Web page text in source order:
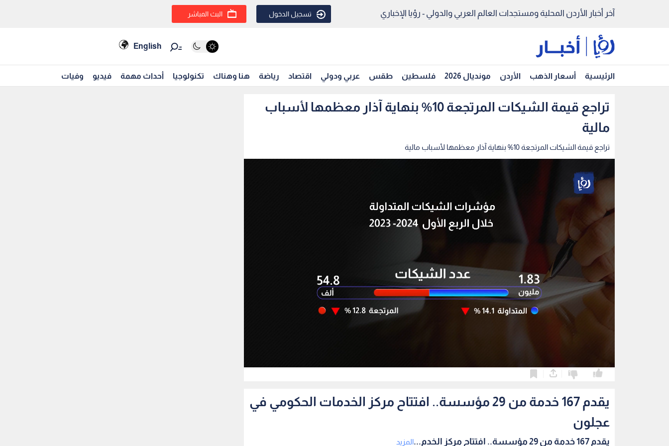
آخر أخبار الأردن المحلية ومستجدات العالم العربي والدولي - رؤيا الإخباري تسجيل الدخول البث المباشر
English
الرئيسية أسعار الذهب الأردن مونديال 2026 فلسطين طقس عربي ودولي اقتصاد رياضة هنا وهناك تكنولوجيا أحداث مهمة فيديو وفيات
تراجع قيمة الشيكات المرتجعة 10% بنهاية آذار معظمها لأسباب
مالية
تراجع قيمة الشيكات المرتجعة 10% بنهاية آذار معظمها لأسباب مالية
يقدم 167 خدمة من 29 مؤسسة.. افتتاح مركز الخدمات الحكومي في
عجلون
يقدم 167 خدمة من 29 مؤسسة.. افتتاح مركز الخدم... المزيد